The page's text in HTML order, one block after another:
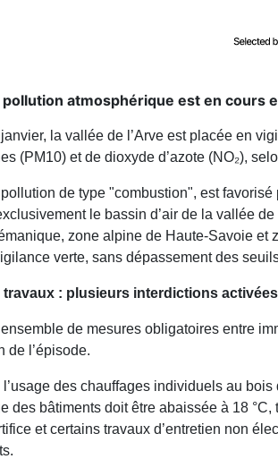
atmosphérique est en cours
la vallée de l’Arve est placée en
(PM10) et de dioxyde d’azote (NO₂),
de type "combustion", est
le bassin d’air de la vallée de
zone alpine de Haute-Savoie et
verte, sans dépassement des
: plusieurs interdictions activées
de mesures obligatoires entre
de l’épisode.
des chauffages individuels au bois
des bâtiments doit être abaissée à 18
et certains travaux d’entretien non